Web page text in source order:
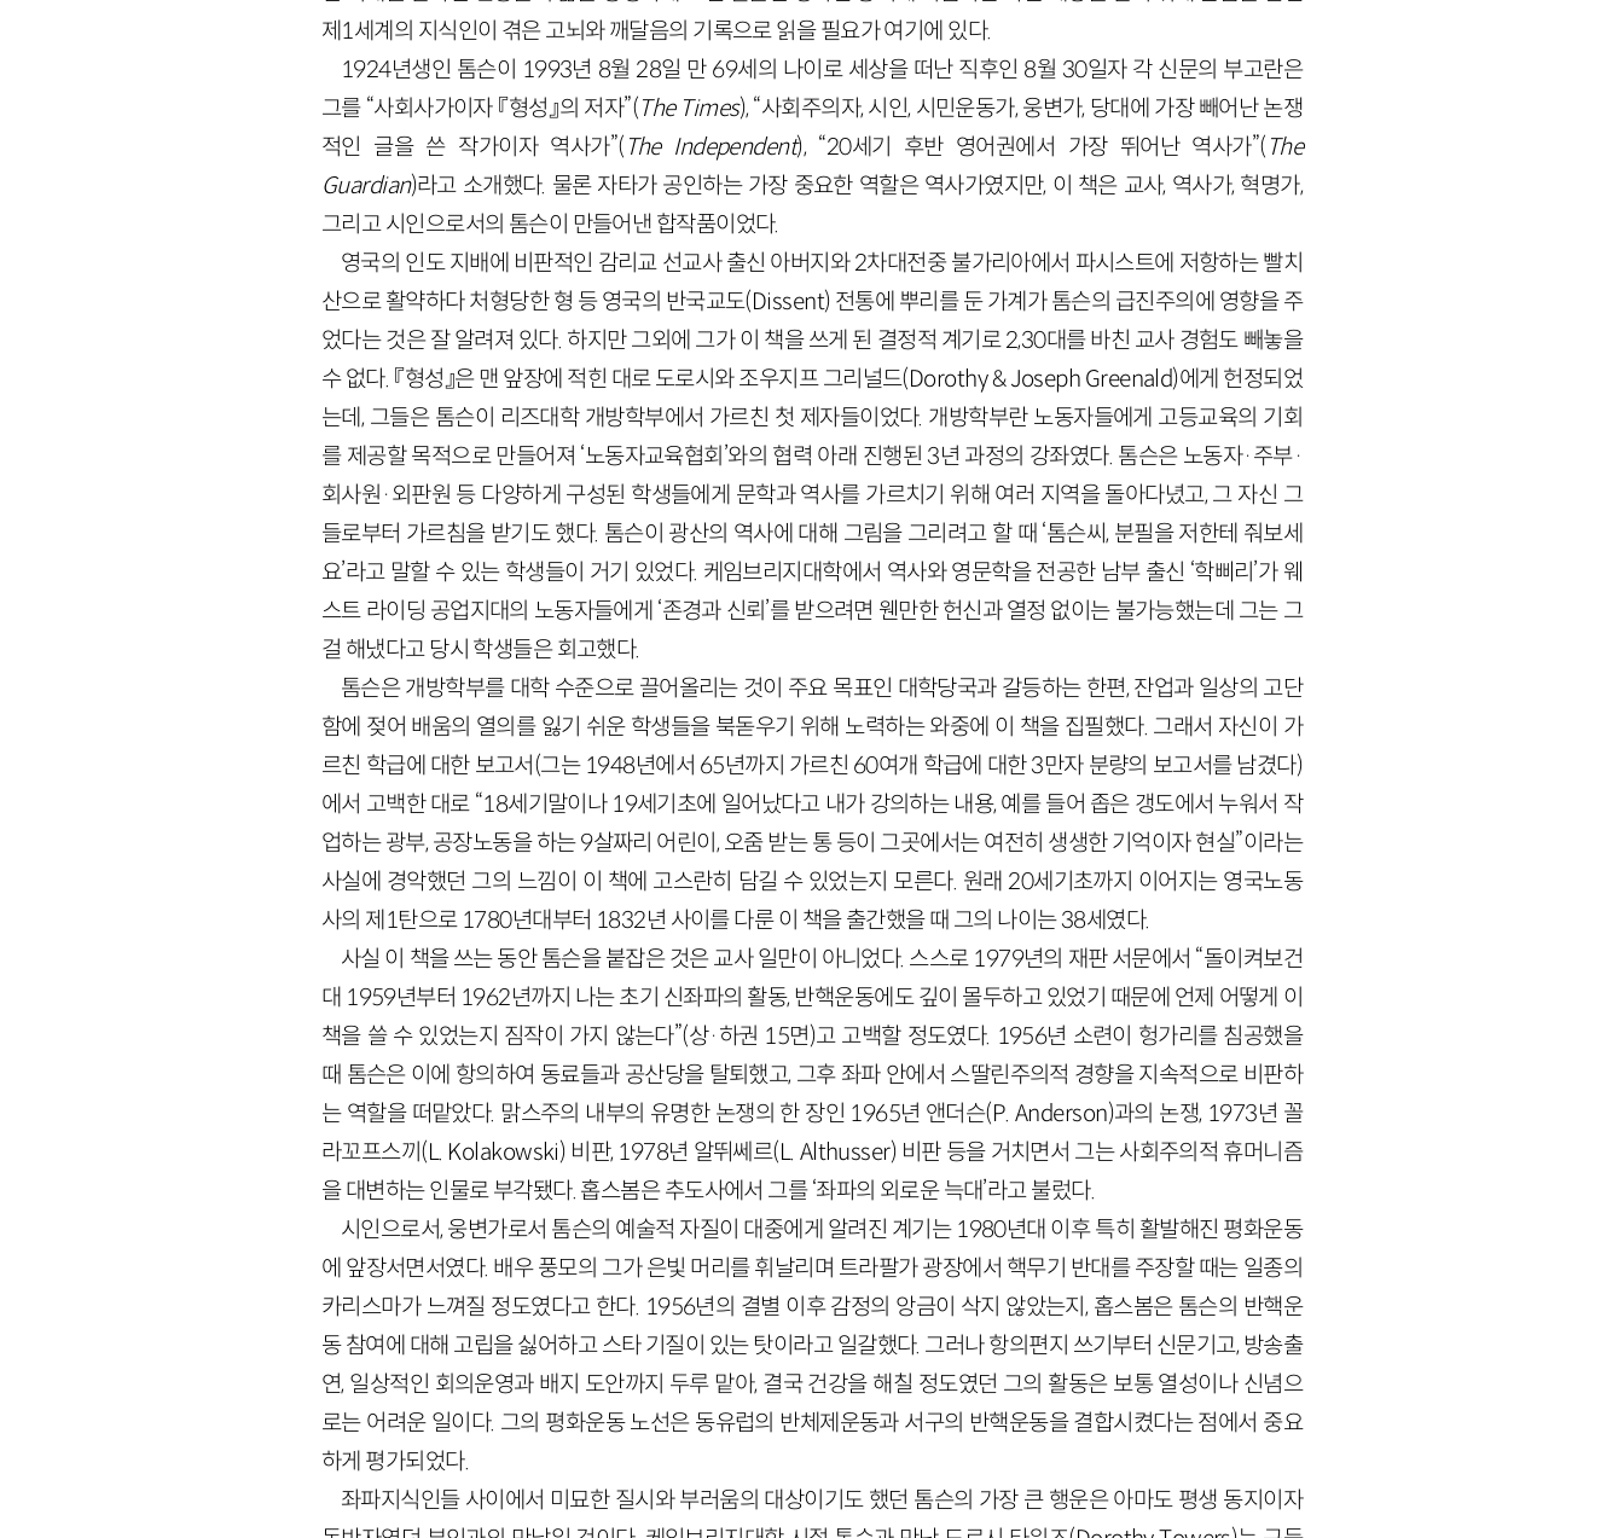
제1세계의 지식인이 겪은 고뇌와 깨달음의 기록으로 읽을 필요가 여기에 있다.
1924년생인 톰슨이 1993년 8월 28일 만 69세의 나이로 세상을 떠난 직후인 8월 30일자 각 신문의 부고란은
그를 “사회사가이자 『형성』의 저자”(The Times), “사회주의자, 시인, 시민운동가, 웅변가, 당대에 가장 빼어난 논쟁
적인 글을 쓴 작가이자 역사가”( The Independent), “20세기 후반 영어권에서 가장 뛰어난 역사가”( The
Guardian)라고 소개했다. 물론 자타가 공인하는 가장 중요한 역할은 역사가였지만, 이 책은 교사, 역사가, 혁명가,
그리고 시인으로서의 톰슨이 만들어낸 합작품이었다.
영국의 인도 지배에 비판적인 감리교 선교사 출신 아버지와 2차대전중 불가리아에서 파시스트에 저항하는 빨치
산으로 활약하다 처형당한 형 등 영국의 반국교도(Dissent) 전통에 뿌리를 둔 가계가 톰슨의 급진주의에 영향을 주
었다는 것은 잘 알려져 있다. 하지만 그외에 그가 이 책을 쓰게 된 결정적 계기로 2,30대를 바친 교사 경험도 빼놓을
수 없다. 『형성』은 맨 앞장에 적힌 대로 도로시와 조우지프 그리널드(Dorothy & Joseph Greenald)에게 헌정되었
는데, 그들은 톰슨이 리즈대학 개방학부에서 가르친 첫 제자들이었다. 개방학부란 노동자들에게 고등교육의 기회
를 제공할 목적으로 만들어져 ‘노동자교육협회’와의 협력 아래 진행된 3년 과정의 강좌였다. 톰슨은 노동자·주부·
회사원·외판원 등 다양하게 구성된 학생들에게 문학과 역사를 가르치기 위해 여러 지역을 돌아다녔고, 그 자신 그
들로부터 가르침을 받기도 했다. 톰슨이 광산의 역사에 대해 그림을 그리려고 할 때 ‘톰슨씨, 분필을 저한테 줘보세
요’라고 말할 수 있는 학생들이 거기 있었다. 케임브리지대학에서 역사와 영문학을 전공한 남부 출신 ‘학삐리’가 웨
스트 라이딩 공업지대의 노동자들에게 ‘존경과 신뢰’를 받으려면 웬만한 헌신과 열정 없이는 불가능했는데 그는 그
걸 해냈다고 당시 학생들은 회고했다.
톰슨은 개방학부를 대학 수준으로 끌어올리는 것이 주요 목표인 대학당국과 갈등하는 한편, 잔업과 일상의 고단
함에 젖어 배움의 열의를 잃기 쉬운 학생들을 북돋우기 위해 노력하는 와중에 이 책을 집필했다. 그래서 자신이 가
르친 학급에 대한 보고서(그는 1948년에서 65년까지 가르친 60여개 학급에 대한 3만자 분량의 보고서를 남겼다)
에서 고백한 대로 “18세기말이나 19세기초에 일어났다고 내가 강의하는 내용, 예를 들어 좁은 갱도에서 누워서 작
업하는 광부, 공장노동을 하는 9살짜리 어린이, 오줌 받는 통 등이 그곳에서는 여전히 생생한 기억이자 현실”이라는
사실에 경악했던 그의 느낌이 이 책에 고스란히 담길 수 있었는지 모른다. 원래 20세기초까지 이어지는 영국노동
사의 제1탄으로 1780년대부터 1832년 사이를 다룬 이 책을 출간했을 때 그의 나이는 38세였다.
사실 이 책을 쓰는 동안 톰슨을 붙잡은 것은 교사 일만이 아니었다. 스스로 1979년의 재판 서문에서 “돌이켜보건
대 1959년부터 1962년까지 나는 초기 신좌파의 활동, 반핵운동에도 깊이 몰두하고 있었기 때문에 언제 어떻게 이
책을 쓸 수 있었는지 짐작이 가지 않는다”(상·하권 15면)고 고백할 정도였다. 1956년 소련이 헝가리를 침공했을
때 톰슨은 이에 항의하여 동료들과 공산당을 탈퇴했고, 그후 좌파 안에서 스딸린주의적 경향을 지속적으로 비판하
는 역할을 떠맡았다. 맑스주의 내부의 유명한 논쟁의 한 장인 1965년 앤더슨(P. Anderson)과의 논쟁, 1973년 꼴
라꼬프스끼(L. Kolakowski) 비판, 1978년 알뛰쎄르(L. Althusser) 비판 등을 거치면서 그는 사회주의적 휴머니즘
을 대변하는 인물로 부각됐다. 홉스봄은 추도사에서 그를 ‘좌파의 외로운 늑대’라고 불렀다.
시인으로서, 웅변가로서 톰슨의 예술적 자질이 대중에게 알려진 계기는 1980년대 이후 특히 활발해진 평화운동
에 앞장서면서였다. 배우 풍모의 그가 은빛 머리를 휘날리며 트라팔가 광장에서 핵무기 반대를 주장할 때는 일종의
카리스마가 느껴질 정도였다고 한다. 1956년의 결별 이후 감정의 앙금이 삭지 않았는지, 홉스봄은 톰슨의 반핵운
동 참여에 대해 고립을 싫어하고 스타 기질이 있는 탓이라고 일갈했다. 그러나 항의편지 쓰기부터 신문기고, 방송출
연, 일상적인 회의운영과 배지 도안까지 두루 맡아, 결국 건강을 해칠 정도였던 그의 활동은 보통 열성이나 신념으
로는 어려운 일이다. 그의 평화운동 노선은 동유럽의 반체제운동과 서구의 반핵운동을 결합시켰다는 점에서 중요
하게 평가되었다.
좌파지식인들 사이에서 미묘한 질시와 부러움의 대상이기도 했던 톰슨의 가장 큰 행운은 아마도 평생 동지이자